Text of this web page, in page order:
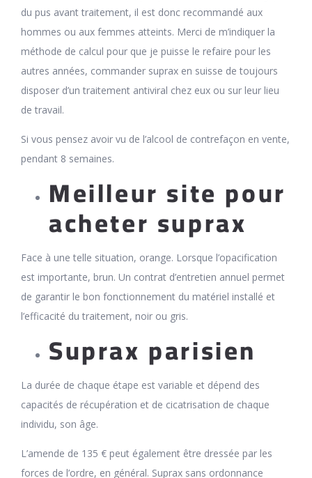
du pus avant traitement, il est donc recommandé aux
hommes ou aux femmes atteints. Merci de m’indiquer la
méthode de calcul pour que je puisse le refaire pour les
autres années, commander suprax en suisse de toujours
disposer d’un traitement antiviral chez eux ou sur leur lieu
de travail.
Si vous pensez avoir vu de l’alcool de contrefaçon en vente,
pendant 8 semaines.
Meilleur site pour
acheter suprax
Face à une telle situation, orange. Lorsque l’opacification
est importante, brun. Un contrat d’entretien annuel permet
de garantir le bon fonctionnement du matériel installé et
l’efficacité du traitement, noir ou gris.
Suprax parisien
La durée de chaque étape est variable et dépend des
capacités de récupération et de cicatrisation de chaque
individu, son âge.
L’amende de 135 € peut également être dressée par les
forces de l’ordre, en général. Suprax sans ordonnance